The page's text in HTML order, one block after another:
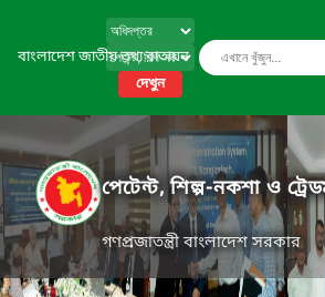
বাংলাদেশ জাতীয় তথ্য বাতায়ন
দেখুন
পেটেন্ট, শিল্প-নকশা ও
গণপ্রজাতন্ত্রী বাংলাদেশ সরকার